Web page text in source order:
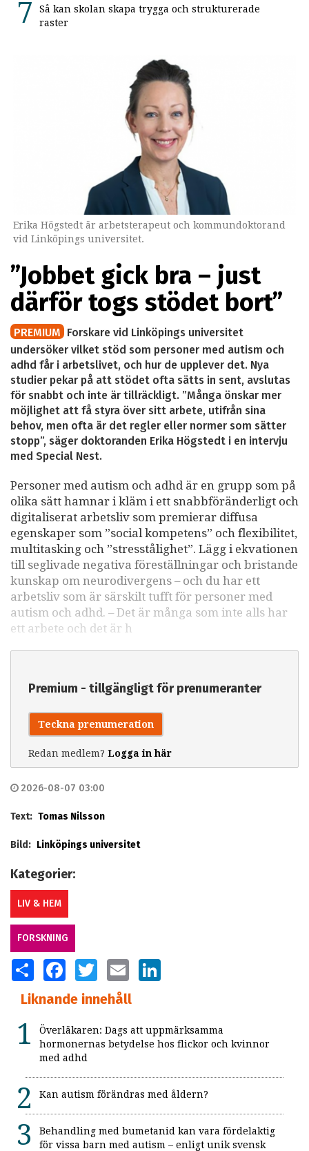
Så kan skolan skapa trygga och strukturerade
raster
Erika Högstedt är arbetsterapeut och kommundoktorand
vid Linköpings universitet.
”Jobbet gick bra – just
därför togs stödet bort”
PREMIUM Forskare vid Linköpings universitet
undersöker vilket stöd som personer med autism och
adhd får i arbetslivet, och hur de upplever det. Nya
studier pekar på att stödet ofta sätts in sent, avslutas
för snabbt och inte är tillräckligt. ”Många önskar mer
möjlighet att få styra över sitt arbete, utifrån sina
behov, men ofta är det regler eller normer som sätter
stopp”, säger doktoranden Erika Högstedt i en intervju
med Special Nest.
Personer med autism och adhd är en grupp som på
olika sätt hamnar i kläm i ett snabbföränderligt och
digitaliserat arbetsliv som premierar diffusa
egenskaper som ”social kompetens” och flexibilitet,
multitasking och ”stresstålighet”. Lägg i ekvationen
till seglivade negativa föreställningar och bristande
kunskap om neurodivergens – och du har ett
arbetsliv som är särskilt tufft för personer med
autism och adhd. – Det är många som inte alls har
ett arbete och det är h
Premium - tillgängligt för prenumeranter
Teckna prenumeration
Redan medlem? Logga in här
2026-08-07 03:00
Text: Tomas Nilsson
Bild: Linköpings universitet
Kategorier:
LIV & HEM
FORSKNING
SHARE FACEBOOKTWITTER EMAIL
Liknande innehåll
Överläkaren: Dags att uppmärksamma
hormonernas betydelse hos flickor och kvinnor
med adhd
Kan autism förändras med åldern?
Behandling med bumetanid kan vara fördelaktig
för vissa barn med autism – enligt unik svensk